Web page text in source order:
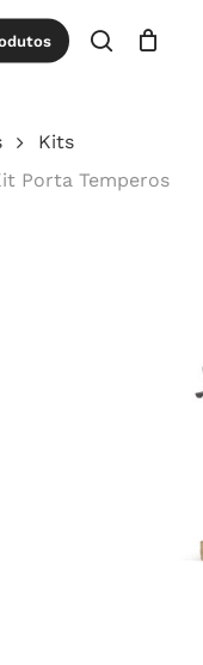
procurar
Close
Kits
Porta Temperos